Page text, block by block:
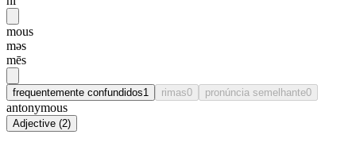
mous
məs
mēs
frequentemente confundidos1 rimas0 pronúncia semelhante0
antonymous
Adjective (2)